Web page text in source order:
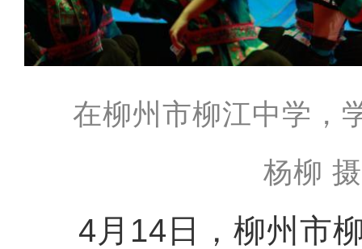
在柳州市柳江中学，
杨柳 摄
4月14日，柳州市柳